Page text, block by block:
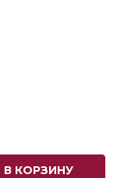
В КОРЗИНУ